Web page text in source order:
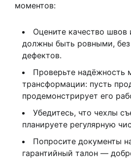
моментов:
Оцените качество
должны быть ровными,
дефектов.
Проверьте надёжность
трансформации: пусть
продемонстрирует его
Убедитесь, что чехлы
планируете регулярную
Попросите документы
гарантийный талон —